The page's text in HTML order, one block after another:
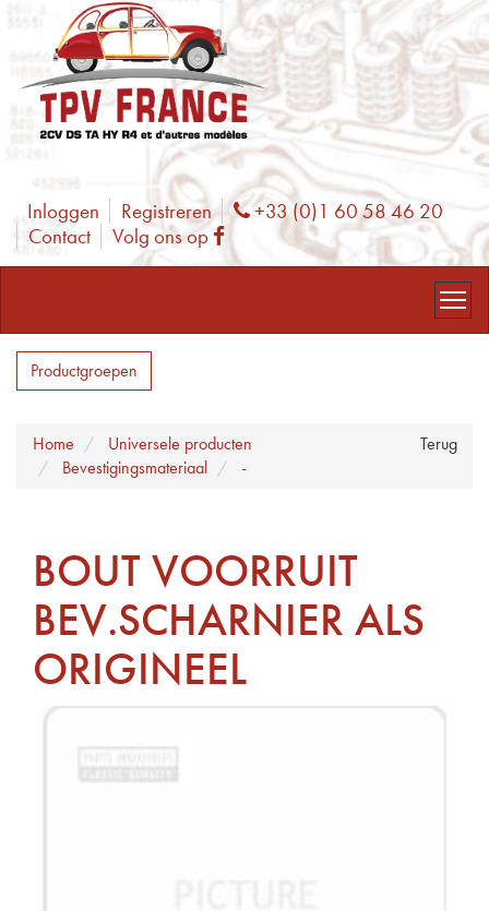
Inloggen Registreren Phone
+33 (0)1 60 58 46 20
Contact
Volg ons op Facebook
Productgroepen
Terug
Home
Universele producten
Bevestigingsmateriaal
-
BOUT VOORRUIT
BEV.SCHARNIER ALS
ORIGINEEL